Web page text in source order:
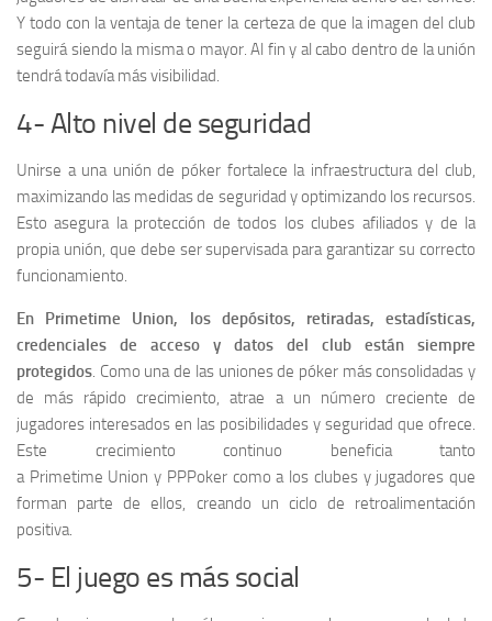
Y todo con la ventaja de tener la certeza de que la imagen del club
seguirá siendo la misma o mayor. Al fin y al cabo dentro de la unión
tendrá todavía más visibilidad.
4- Alto nivel de seguridad
Unirse a una unión de póker fortalece la infraestructura del club,
maximizando las medidas de seguridad y optimizando los recursos.
Esto asegura la protección de todos los clubes afiliados y de la
propia unión, que debe ser supervisada para garantizar su correcto
funcionamiento.
En Primetime Union, los depósitos, retiradas, estadísticas,
credenciales de acceso y datos del club están siempre
protegidos. Como una de las uniones de póker más consolidadas y
de más rápido crecimiento, atrae a un número creciente de
jugadores interesados en las posibilidades y seguridad que ofrece.
Este crecimiento continuo beneficia tanto
a Primetime Union y PPPoker como a los clubes y jugadores que
forman parte de ellos, creando un ciclo de retroalimentación
positiva.
5- El juego es más social